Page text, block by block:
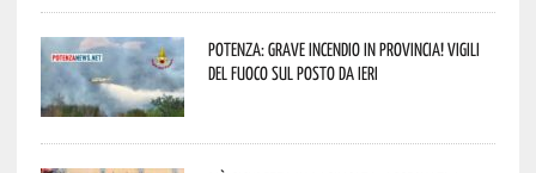
Potenza: grave incendio in Provincia! Vigili
del fuoco sul posto da ieri